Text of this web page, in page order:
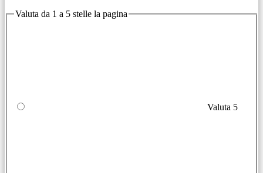
Valuta da 1 a 5 stelle la pagina
Valuta 5